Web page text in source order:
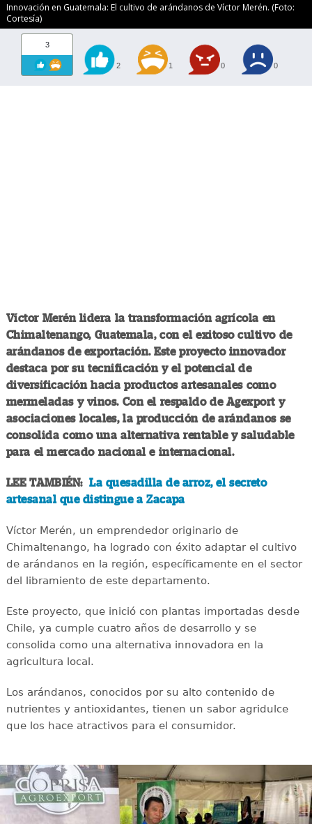
Innovación en Guatemala: El cultivo de arándanos de Víctor Merén. (Foto:
Cortesía)
3
2 1 0 0
Víctor Merén lidera la transformación agrícola en
Chimaltenango, Guatemala, con el exitoso cultivo de
arándanos de exportación. Este proyecto innovador
destaca por su tecnificación y el potencial de
diversificación hacia productos artesanales como
mermeladas y vinos. Con el respaldo de Agexport y
asociaciones locales, la producción de arándanos se
consolida como una alternativa rentable y saludable
para el mercado nacional e internacional.
LEE TAMBIÉN:La quesadilla de arroz, el secreto
artesanal que distingue a Zacapa
Víctor Merén, un emprendedor originario de
Chimaltenango, ha logrado con éxito adaptar el cultivo
de arándanos en la región, específicamente en el sector
del libramiento de este departamento.
Este proyecto, que inició con plantas importadas desde
Chile, ya cumple cuatro años de desarrollo y se
consolida como una alternativa innovadora en la
agricultura local.
Los arándanos, conocidos por su alto contenido de
nutrientes y antioxidantes, tienen un sabor agridulce
que los hace atractivos para el consumidor.